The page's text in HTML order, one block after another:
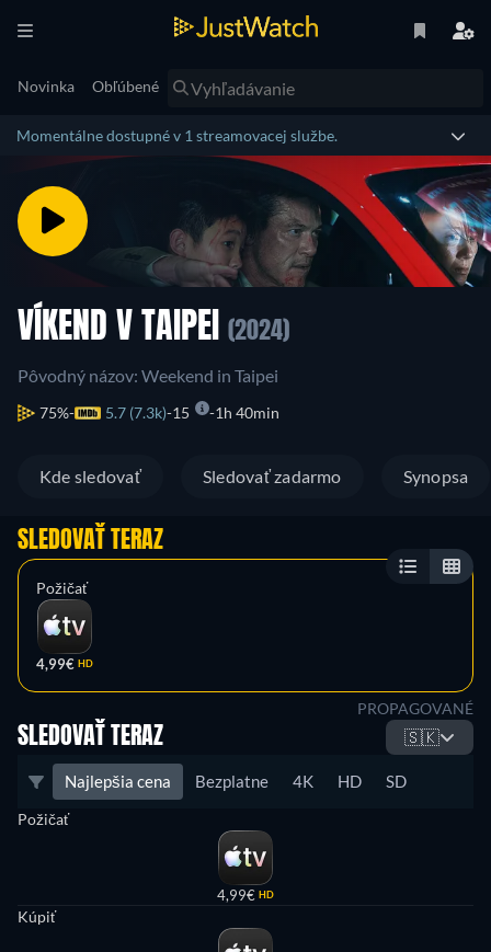
Novinka Obľúbené
Momentálne dostupné v 1 streamovacej službe.
VÍKEND V TAIPEI (2024)
Pôvodný názov: Weekend in Taipei
75% 5.7 (7.3k) 15 1h 40min
Kde sledovať Sledovať zadarmo Synopsa
SLEDOVAŤ TERAZ
Požičať
4,99€ HD
PROPAGOVANÉ
SLEDOVAŤ TERAZ 🇸🇰
Najlepšia cena Bezplatne 4K HD SD
Požičať
4,99€ HD
Kúpiť